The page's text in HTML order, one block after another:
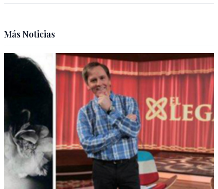
Más Noticias